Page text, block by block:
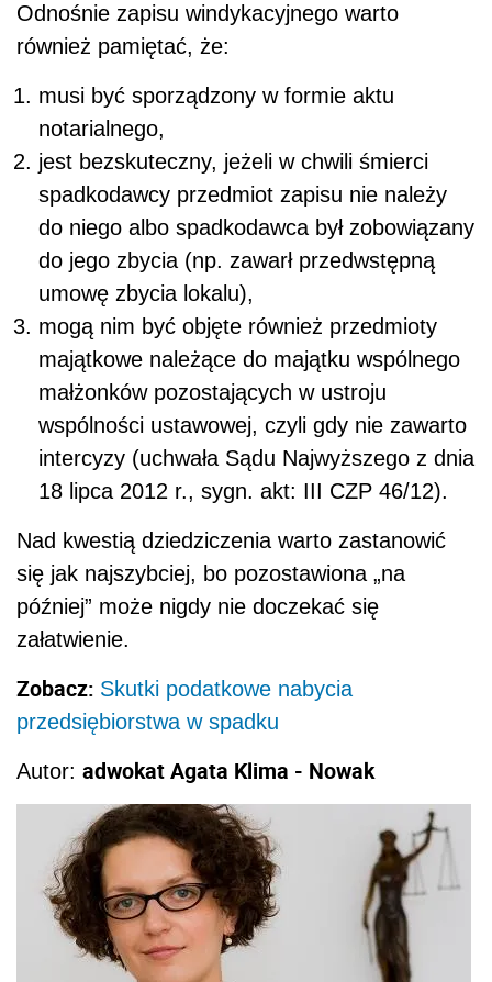
Odnośnie zapisu windykacyjnego warto
również pamiętać, że:
musi być sporządzony w formie aktu
notarialnego,
jest bezskuteczny, jeżeli w chwili śmierci
spadkodawcy przedmiot zapisu nie należy
do niego albo spadkodawca był zobowiązany
do jego zbycia (np. zawarł przedwstępną
umowę zbycia lokalu),
mogą nim być objęte również przedmioty
majątkowe należące do majątku wspólnego
małżonków pozostających w ustroju
wspólności ustawowej, czyli gdy nie zawarto
intercyzy (uchwała Sądu Najwyższego z dnia
18 lipca 2012 r., sygn. akt: III CZP 46/12).
Nad kwestią dziedziczenia warto zastanowić
się jak najszybciej, bo pozostawiona „na
później” może nigdy nie doczekać się
załatwienie.
Zobacz: Skutki podatkowe nabycia
przedsiębiorstwa w spadku
Autor: adwokat Agata Klima - Nowak